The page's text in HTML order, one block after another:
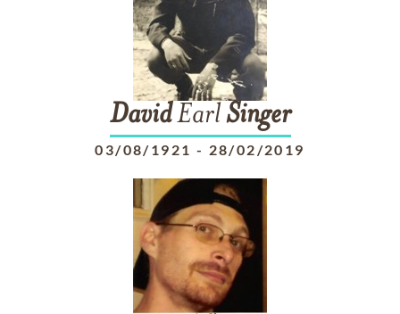
DavidEarlSinger
03/08/1921 - 28/02/2019